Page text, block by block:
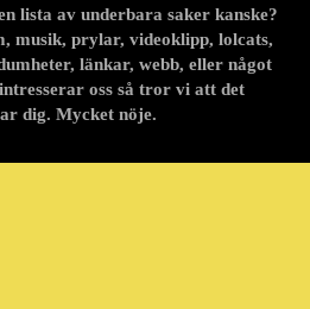
lista av underbara saker kanske?
musik, prylar, videoklipp, lolcats,
länkar, webb, eller något
oss så tror vi att det
dig. Mycket nöje.